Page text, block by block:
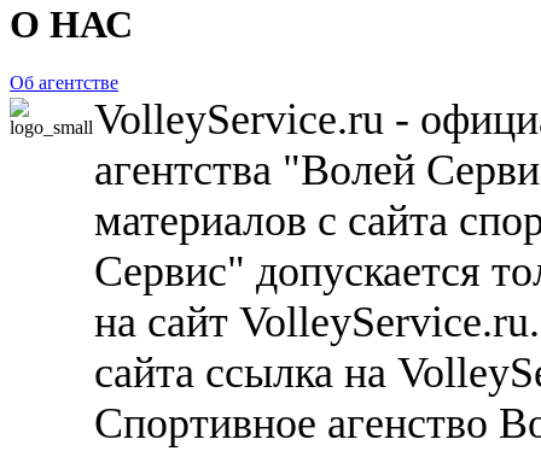
О НАС
Об агентстве
VolleyService.ru -
агентства "Волей
материалов с сайта
Сервис" допускается
на сайт
сайта ссылка на
Спортивное агенство